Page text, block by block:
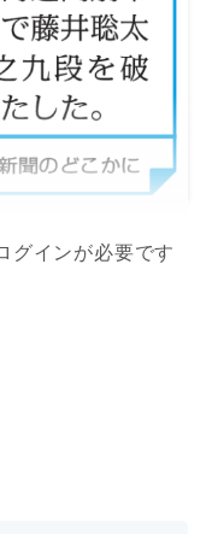
グインが必要です